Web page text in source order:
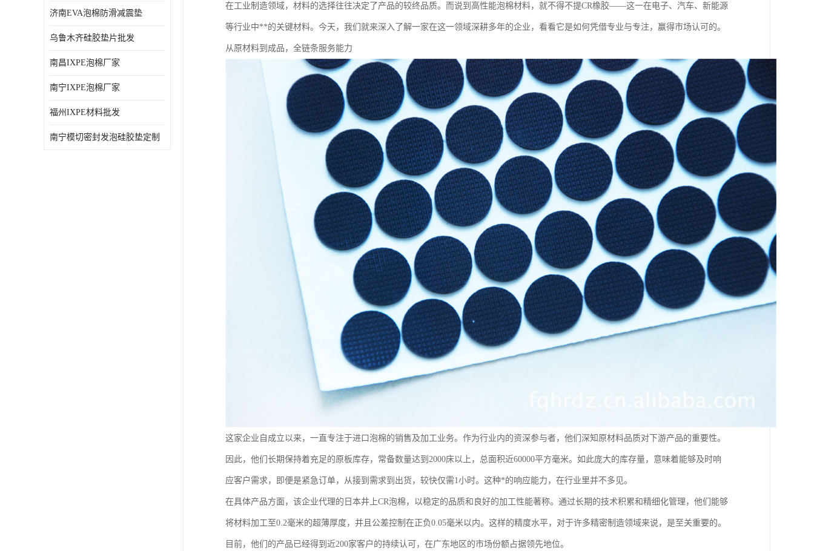
济南EVA泡棉防滑减震垫
乌鲁木齐硅胶垫片批发
南昌IXPE泡棉厂家
南宁IXPE泡棉厂家
福州IXPE材料批发
南宁模切密封发泡硅胶垫定制
在工业制造领域，材料的选择往往决定了产品的较终品质。而说到高性能泡棉材料，就不得不提CR橡胶——这一在电子、汽车、新能源
等行业中**的关键材料。今天，我们就来深入了解一家在这一领域深耕多年的企业，看看它是如何凭借专业与专注，赢得市场认可的。
从原材料到成品，全链条服务能力
这家企业自成立以来，一直专注于进口泡棉的销售及加工业务。作为行业内的资深参与者，他们深知原材料品质对下游产品的重要性。
因此，他们长期保持着充足的原板库存，常备数量达到2000床以上，总面积近60000平方毫米。如此庞大的库存量，意味着能够及时响
应客户需求，即便是紧急订单，从接到需求到出货，较快仅需1小时。这种*的响应能力，在行业里并不多见。
在具体产品方面，该企业代理的日本井上CR泡棉，以稳定的品质和良好的加工性能著称。通过长期的技术积累和精细化管理，他们能够
将材料加工至0.2毫米的超薄厚度，并且公差控制在正负0.05毫米以内。这样的精度水平，对于许多精密制造领域来说，是至关重要的。
目前，他们的产品已经得到近200家客户的持续认可，在广东地区的市场份额占据领先地位。